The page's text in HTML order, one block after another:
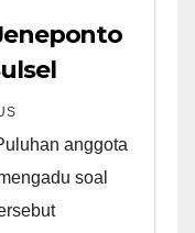
anggota
soal